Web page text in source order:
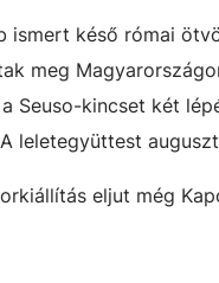
ismert késő római
meg
Seuso-kincset két
leletegyüttest
eljut még